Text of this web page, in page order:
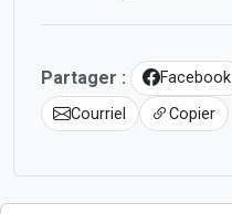
Partager : Facebook
Courriel
Copier